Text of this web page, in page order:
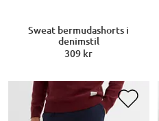
Sweat bermudashorts i
denimstil
309 kr